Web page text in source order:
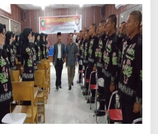
i
n
a
n
d
a
n
P
a
t
i